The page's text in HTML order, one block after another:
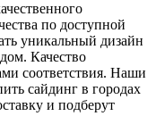
по доступной
уникальный дизайн
Качество
соответствия. Наши
сайдинг в городах
и подберут